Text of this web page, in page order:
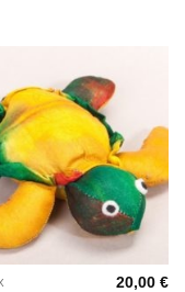
20,00€